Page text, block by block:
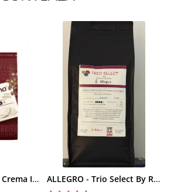
Cafea Melitta Bella Crema Intenso, 30 paduri, compatibile Senseo ALLEGRO - Trio Select By Razvan Paunescu, 1 kg, 100% Arabica, (Columbia, Guatemala, Etiopia)